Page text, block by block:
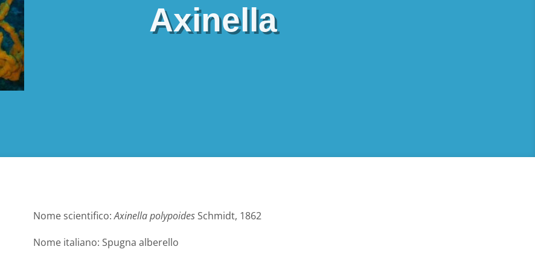
Axinella
Nome scientifico:Axinella polypoidesSchmidt, 1862
Nome italiano: Spugna alberello